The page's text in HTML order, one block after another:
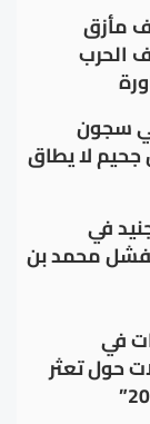
مأزق
الحرب
سجون
لا يطاق
في
محمد بن
في
حول تعثر